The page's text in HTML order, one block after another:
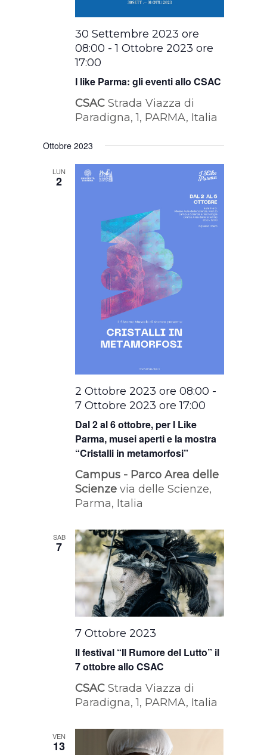
I like Parma: gli eventi allo CSAC
30 Settembre 2023 ore
08:00 -1 Ottobre 2023 ore
17:00
CSACStrada Viazza di
Paradigna, 1, PARMA, Italia
Ottobre 2023
LUN
2
Dal 2 al 6 ottobre, per I Like
Parma, musei aperti e la mostra
“Cristalli in metamorfosi”
2 Ottobre 2023 ore 08:00 -
7 Ottobre 2023 ore 17:00
Campus - Parco Area delle
Scienzevia delle Scienze,
Parma, Italia
SAB
7
Il festival “Il Rumore del Lutto” il
7 ottobre allo CSAC
7 Ottobre 2023
CSACStrada Viazza di
Paradigna, 1, PARMA, Italia
VEN
13